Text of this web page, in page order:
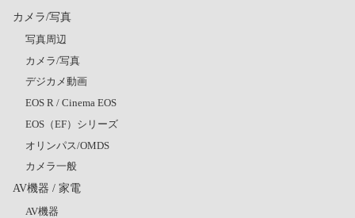
カメラ/写真
写真周辺
カメラ/写真
デジカメ動画
EOS R / Cinema EOS
EOS（EF）シリーズ
オリンパス/OMDS
カメラ一般
AV機器 / 家電
AV機器